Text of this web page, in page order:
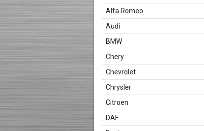
Alfa Romeo
Audi
BMW
Chery
Chevrolet
Chrysler
Citroen
DAF